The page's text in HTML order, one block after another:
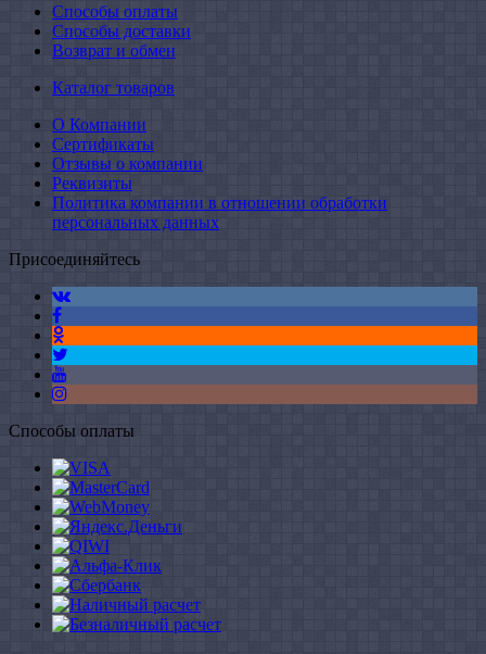
Способы оплаты
Способы доставки
Возврат и обмен
Каталог товаров
О Компании
Сертификаты
Отзывы о компании
Реквизиты
Политика компании в отношении обработки
персональных данных
Присоединяйтесь
Способы оплаты